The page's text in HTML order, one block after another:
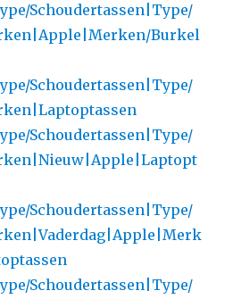
Schoudertassen|Type/
Burkel
Schoudertassen|Type/
Schoudertassen|Type/
Schoudertassen|Type/
Schoudertassen|Type/